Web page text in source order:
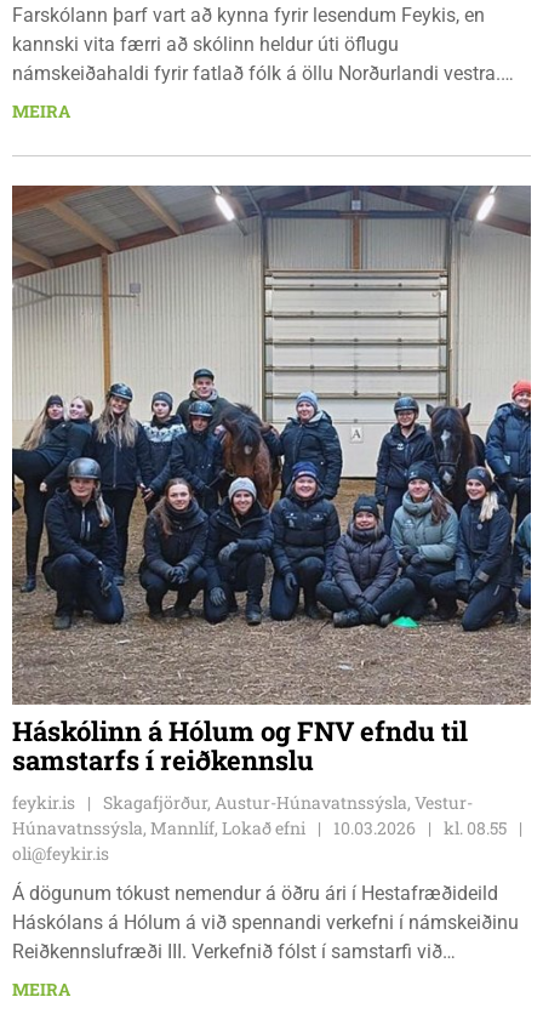
Farskólann þarf vart að kynna fyrir lesendum Feykis, en
kannski vita færri að skólinn heldur úti öflugu
námskeiðahaldi fyrir fatlað fólk á öllu Norðurlandi vestra.
Unnið er í nánu og góðu samstarfi við velferðarsvið
Reykjavík, sem sérhæfir sig í þjónustu við fatlað fólk.
MEIRA
Háskólinn á Hólum og FNV efndu til
samstarfs í reiðkennslu
feykir.is
Skagafjörður, Austur-Húnavatnssýsla, Vestur-
Húnavatnssýsla, Mannlíf, Lokað efni
10.03.2026
kl. 08.55
oli@feykir.is
Á dögunum tókust nemendur á öðru ári í Hestafræðideild
Háskólans á Hólum á við spennandi verkefni í námskeiðinu
Reiðkennslufræði III. Verkefnið fólst í samstarfi við
Fjölbrautaskóla Norðurlands vestra (FNV), þar sem
MEIRA